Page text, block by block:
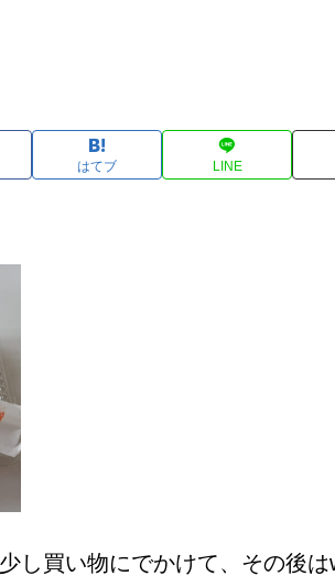
はてブ LINE
し買い物にでかけて、その後